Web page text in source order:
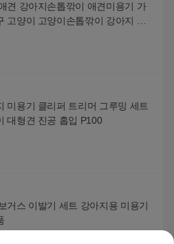
견 강아지손톱깎이 애견미용기 가
고양이 고양이손톱깎이 강아지 미
미용기 클리퍼 트리머 그루밍 세트
대형견 진공 흡입 P100
거스 이발기 세트 강아지용 미용기